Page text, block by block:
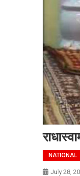
NATIONAL
July 28,